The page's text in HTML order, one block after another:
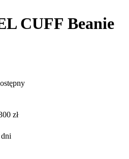
CUFF Beanie
zł